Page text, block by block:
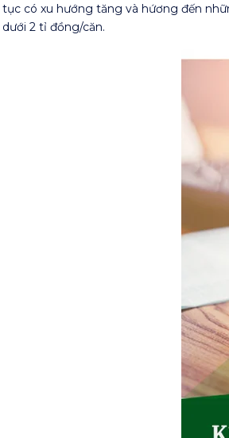
tục có xu hướng tăng và hứơng đến
dưới 2 tỉ đồng/căn.